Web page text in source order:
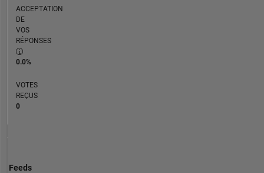
ACCEPTATION
DE
VOS
RÉPONSES
0.0%
VOTES
REÇUS
0
Feeds